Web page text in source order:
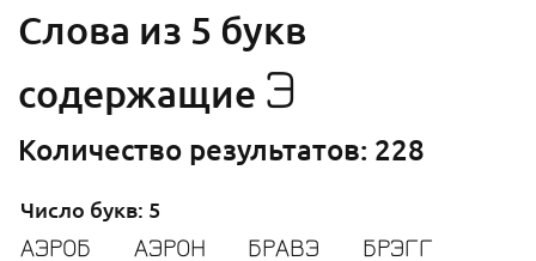
Cлова из 5 букв
содержащие Э
Количество результатов: 228
Число букв: 5
АЭРОБ АЭРОН БРАВЭ
БРЭГГ